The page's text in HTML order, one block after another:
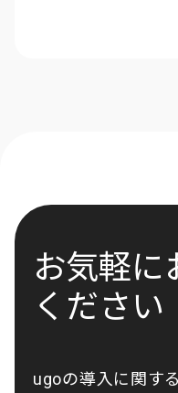
お気軽に
ください
ugoの導入に関す